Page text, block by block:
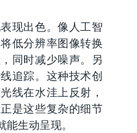
现出色。像人工智
低分辨率图像转换
同时减少噪声。另
追踪。这种技术创
线在水洼上反射，
是这些复杂的细节
生动呈现。